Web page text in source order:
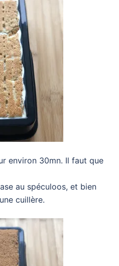
environ 30mn. Il faut que
au spéculoos, et bien
cuillère.